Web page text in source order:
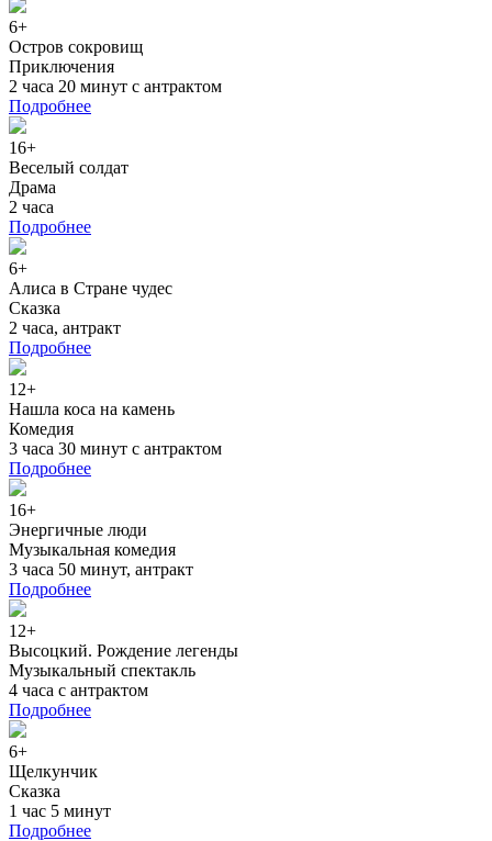
6+
Остров сокровищ
Приключения
2 часа 20 минут с антрактом
Подробнее
16+
Веселый солдат
Драма
2 часа
Подробнее
6+
Алиса в Стране чудес
Сказка
2 часа, антракт
Подробнее
12+
Нашла коса на камень
Комедия
3 часа 30 минут с антрактом
Подробнее
16+
Энергичные люди
Музыкальная комедия
3 часа 50 минут, антракт
Подробнее
12+
Высоцкий. Рождение легенды
Музыкальный спектакль
4 часа с антрактом
Подробнее
6+
Щелкунчик
Сказка
1 час 5 минут
Подробнее